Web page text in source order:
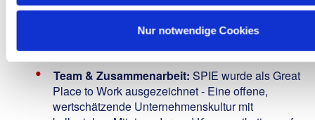
Nur notwendige Cookies
Prämie bis zu 2.550 €:Bei erfolgreicher
Einstellung durch das Mitarbeitenden-
Empfehlungsprogramm „Gute Leute kennen gute
Leute“
Team & Zusammenarbeit: SPIE wurde alsGreat
Place to Workausgezeichnet - Eine offene,
wertschätzende Unternehmenskultur mit